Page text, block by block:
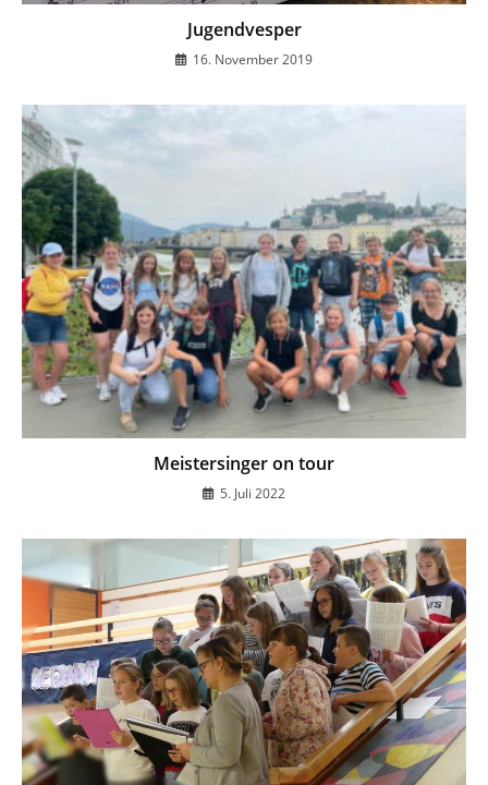
Jugendvesper
16. November 2019
Meistersinger on tour
5. Juli 2022